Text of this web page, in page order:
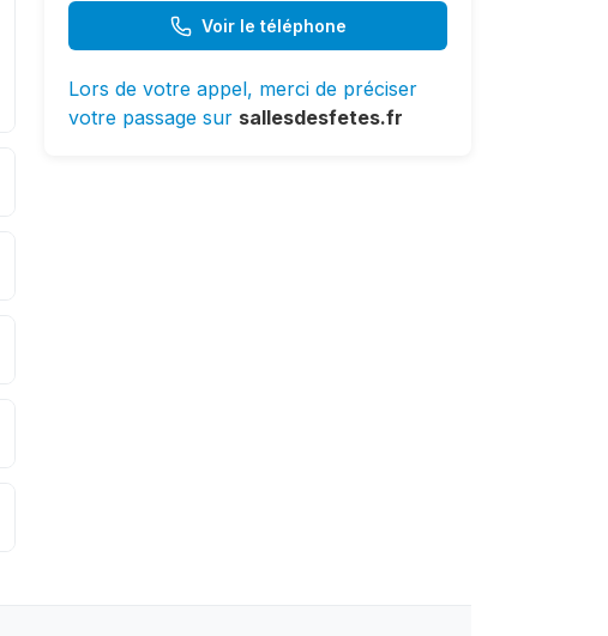
Voir le téléphone
Lors de votre appel, merci de préciser
votre passage sur sallesdesfetes.fr